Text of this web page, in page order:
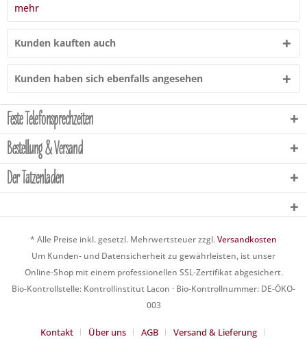
mehr
Kunden kauften auch
Kunden haben sich ebenfalls angesehen
Feste Telefonsprechzeiten
Bestellung & Versand
Der Tatzenladen
* Alle Preise inkl. gesetzl. Mehrwertsteuer zzgl.Versandkosten
Um Kunden- und Datensicherheit zu gewährleisten, ist unser
Online-Shop mit einem professionellen SSL-Zertifikat abgesichert.
Bio-Kontrollstelle: Kontrollinstitut Lacon · Bio-Kontrollnummer: DE-ÖKO-
003
Kontakt Über uns AGB Versand & Lieferung